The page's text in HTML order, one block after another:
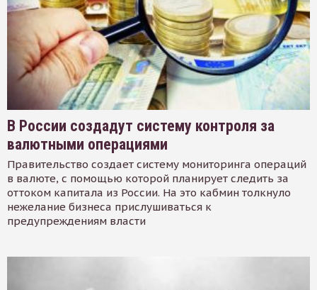
В России создадут систему контроля за
валютными операциями
Правительство создает систему мониторинга операций
в валюте, с помощью которой планирует следить за
оттоком капитала из России. На это кабмин толкнуло
нежелание бизнеса прислушиваться к
предупреждениям власти